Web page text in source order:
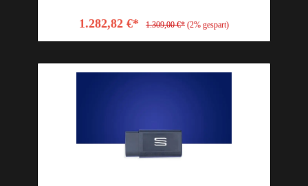
1.282,82 €* 1.309,00 €* (2% gespart)